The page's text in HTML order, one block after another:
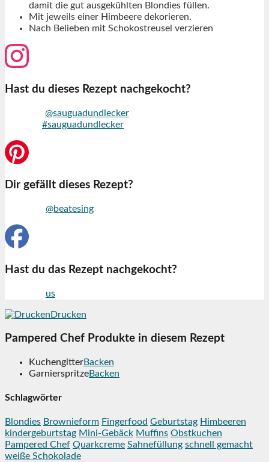
damit die gut ausgekühlten Blondies füllen.
Mit jeweils einer Himbeere dekorieren.
Nach Belieben mit Schokostreusel verzieren
Hast du dieses Rezept nachgekocht?
@sauguadundlecker
#sauguadundlecker
Dir gefällt dieses Rezept?
@beatesing
Hast du das Rezept nachgekocht?
us
Drucken
Pampered Chef Produkte in diesem Rezept
KuchengitterBacken
GarnierspritzeBacken
Schlagwörter
Blondies Brownieform Fingerfood Geburtstag Himbeeren
kindergeburtstag Mini-Gebäck Muffins Obstkuchen
Pampered Chef Quarkcreme Sahnefüllung schnell gemacht
weiße Schokolade